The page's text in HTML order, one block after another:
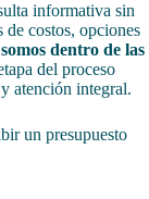
informativa sin
de costos, opciones
dentro de las
del proceso
atención integral.
un presupuesto